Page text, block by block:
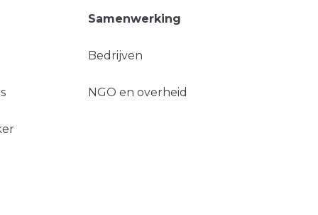
Samenwerking
Bedrijven
NGO en overheid